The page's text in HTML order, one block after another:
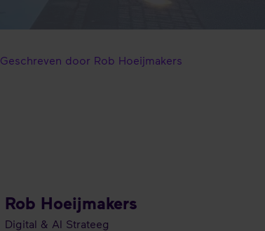
Geschreven door Rob Hoeijmakers
Rob Hoeijmakers
Digital & AI Strateeg